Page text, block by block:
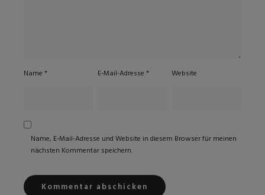
Name * E-Mail-Adresse* Website
Name, E-Mail-Adresse und Website in diesem Browser für meinen
nächsten Kommentar speichern.